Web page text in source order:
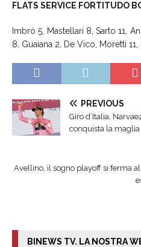
FLATS SERVICE FORTITUDO
Imbró 5, Mastellari 8, Sarto 11,
8, Guaiana 2, De Vico, Moretti 11,
PREVIOUS
Giro d’Italia,
conquista la maglia
Avellino, il sogno playoff si ferma al
BINEWS TV. LA NOSTRA